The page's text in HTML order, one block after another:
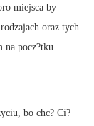
miejsca by
oraz tych
pocz?tku
bo chc? Ci?